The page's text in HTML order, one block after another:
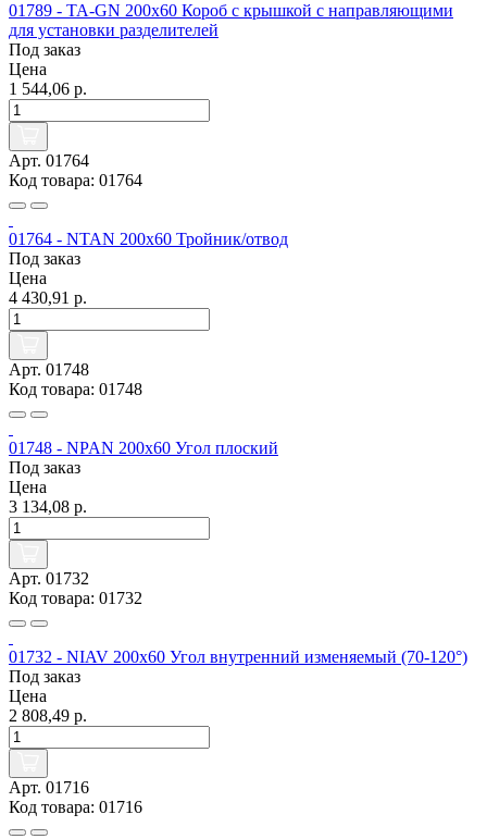
01789 - TA-GN 200x60 Короб с крышкой с направляющими
для установки разделителей
Под заказ
Цена
1 544,06 р.
Арт. 01764
Код товара: 01764
01764 - NTAN 200x60 Тройник/отвод
Под заказ
Цена
4 430,91 р.
Арт. 01748
Код товара: 01748
01748 - NPAN 200x60 Угол плоский
Под заказ
Цена
3 134,08 р.
Арт. 01732
Код товара: 01732
01732 - NIAV 200x60 Угол внутренний изменяемый (70-120°)
Под заказ
Цена
2 808,49 р.
Арт. 01716
Код товара: 01716